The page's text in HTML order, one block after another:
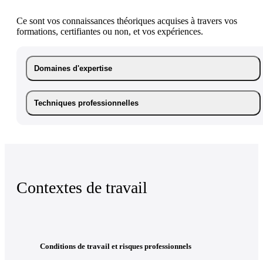
Ce sont vos connaissances théoriques acquises à travers vos
formations, certifiantes ou non, et vos expériences.
Domaines d'expertise
Techniques professionnelles
Contextes de travail
Conditions de travail et risques professionnels